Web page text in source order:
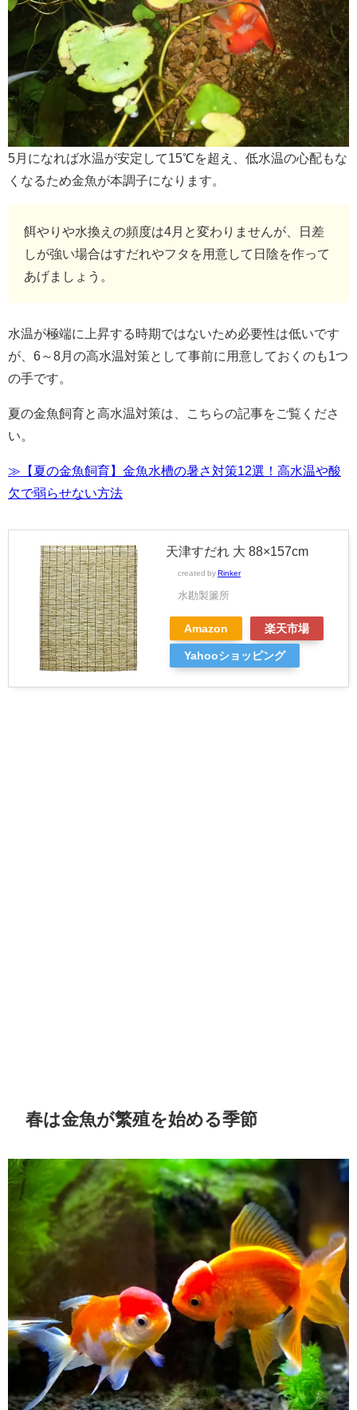
5月になれば水温が安定して15℃を超え、低水温の心配もな
くなるため金魚が本調子になります。
餌やりや水換えの頻度は4月と変わりませんが、日差
しが強い場合はすだれやフタを用意して日陰を作って
あげましょう。
水温が極端に上昇する時期ではないため必要性は低いです
が、6～8月の高水温対策として事前に用意しておくのも1つ
の手です。
夏の金魚飼育と高水温対策は、こちらの記事をご覧くださ
い。
≫【夏の金魚飼育】金魚水槽の暑さ対策12選！高水温や酸
欠で弱らせない方法
天津すだれ 大 88×157cm
created by Rinker
水勘製簾所
Amazon 楽天市場
Yahooショッピング
春は金魚が繁殖を始める季節